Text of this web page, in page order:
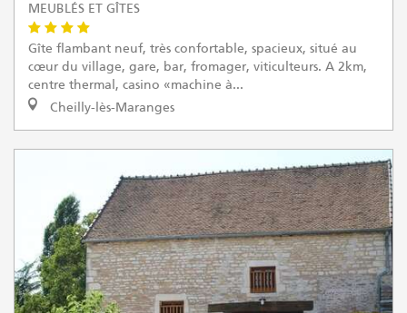
MEUBLÉS ET GÎTES
Gîte flambant neuf, très confortable, spacieux, situé au
cœur du village, gare, bar, fromager, viticulteurs. A 2km,
centre thermal, casino «machine à...
Cheilly-lès-Maranges